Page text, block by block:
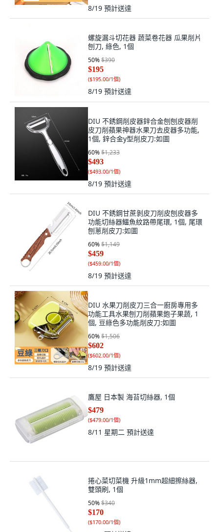
8/19 預計送達
螺旋漏斗切花器 蔬菜卷花器 瓜果削片
刨刀, 綠色, 1個
50%$390
$195
($195.00/1個)
8/19 預計送達
DIU 不銹鋼削皮器鋅合金刨刨皮器削
皮刀削蘋果神器水果刀去皮器多功能,
1個, 鋅合金y型削皮刀:如圖
60%$1,233
$493
($493.00/1個)
8/19 預計送達
DIU 不銹鋼甘蔗剝皮刀削皮刨皮器多
功能切絲器鱷魚紋路帶尾環, 1個, 尾環
刨蔥削皮刀:如圖
60%$1,149
$459
($459.00/1個)
8/19 預計送達
DIU 水果刀削皮刀三合一廚房專用多
功能工具水果刨刀削蘋果鉋子果蔬, 1
個, 豆綠色多功能削皮刀:如圖
60%$1,506
$602
($602.00/1個)
8/19 預計送達
鷹屋 日本製 海苔切絲器, 1個
$479
($479.00/1個)
8/11 星期二 預計送達
捲心菜切菜機 升級1mm超細擦絲器,
雙頭刷, 1個
50%$340
$170
($170.00/1個)